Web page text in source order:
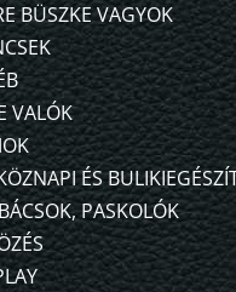
BÜSZKE VAGYOK
VALÓK
ÉS
PASKOLÓK